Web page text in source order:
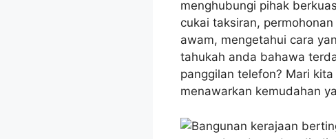
menghubungi pihak
cukai taksiran,
awam, mengetahui cara
tahukah anda bahawa
panggilan telefon? Mari
menawarkan kemudahan